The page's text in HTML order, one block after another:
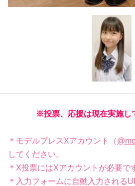
※投票、応援は現在実施し
＊モデルプレスXアカウント（
してください。
＊X投票にはXアカウントが必要で
＊入力フォームに自動入力される